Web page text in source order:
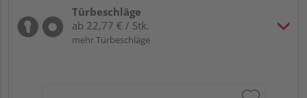
Türbeschläge
ab 22,77 € / Stk.
mehr Türbeschläge